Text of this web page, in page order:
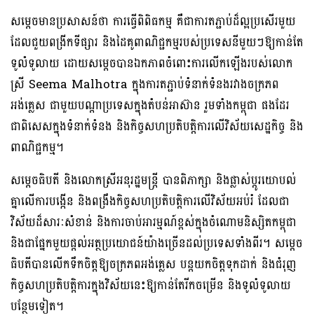
សម្ដេចមានប្រសាសន៍ថា ការធ្វើពិពិធកម្ម គឺជាការតភ្ជាប់ដ៏ល្អប្រសើរមួយ
ដែលជួយពង្រីកទីផ្សារ និងដៃគូពាណិជ្ជកម្មរបស់ប្រទេសនីមួយៗឱ្យកាន់តែ
ទូលំទូលាយ ដោយសម្តេចបានឯកភាពចំពោះការលើកឡើងរបស់លោក
ស្រី Seema Malhotra ក្នុងការតភ្ជាប់ទំនាក់ទំនងរវាងចក្រភព
អង់គ្លេស ជាមួយបណ្ដាប្រទេសក្នុងតំបន់អាស៊ាន រួមទាំងកម្ពុជា ផងដែរ
ជាពិសេសក្នុងទំនាក់ទំនង និងកិច្ចសហប្រតិបត្តិការលើវិស័យសេដ្ឋកិច្ច និង
ពាណិជ្ជកម្ម។
សម្ដេចធិបតី និងលោកស្រីអនុរដ្ឋមន្ត្រី បានពិភាក្សា និងផ្លាស់ប្តូរយោបល់
គ្នាលើការបង្កើន និងពង្រឹងកិច្ចសហប្រតិបត្តិការលើវិស័យអប់រំ ដែលជា
វិស័យដ៏សារៈសំខាន់​ និង​ការ​ចាប់​អារម្មណ៍​ខ្ពស់ក្នុងចំណោមនិស្សិតកម្ពុជា
និងជាផ្នែកមួយផ្ដល់អត្ថប្រយោជន៍យ៉ាងច្រើនដល់ប្រទេសទាំងពីរ។ សម្តេច
ធិបតីបានលើកទឹកចិត្តឱ្យចក្រភពអង់គ្លេស បន្តយកចិត្តទុកដាក់ និងជំរុញ
កិច្ចសហប្រតិបត្តិការក្នុងវិស័យនេះឱ្យកាន់តែរីកចម្រើន និងទូលំទូលាយ
បន្ថែមទៀត។